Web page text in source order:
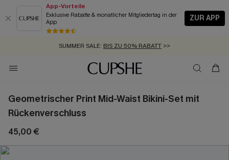
App-Vorteile
Exklusive Rabatte & monatlicher Mitgliedertag in der
App
ZUR APP
GRATIS MASSBAND MIT JEDEM SCHNELLVERSAND-ARTIKEL >>
SUMMER SALE: BIS ZU 50% RABATT >>
ZUM NEWSLETTER:BIS ZU -20% EXTRA ERHALTEN
KOSTENLOSER VERSAND AB 89 €
Geometrischer Print Mid-Waist Bikini-Set mit
Rückenverschluss
45,00 €